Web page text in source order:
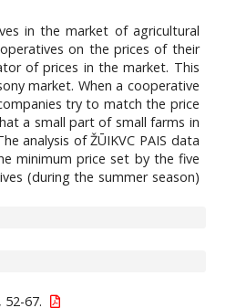
in the market of agricultural
on the prices of their
of prices in the market. This
market. When a cooperative
try to match the price
a small part of small farms in
analysis of ŽŪIKVC PAIS data
minimum price set by the five
(during the summer season)
67.